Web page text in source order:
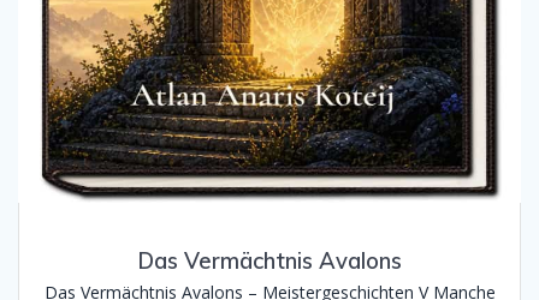
Das Vermächtnis Avalons
Das Vermächtnis Avalons – Meistergeschichten V Manche